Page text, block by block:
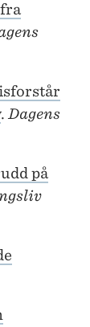
. Dagens
på